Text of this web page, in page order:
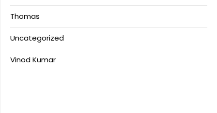
Thomas
Uncategorized
Vinod Kumar